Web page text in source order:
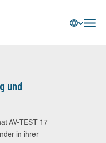
und
AV-TEST 17
in ihrer